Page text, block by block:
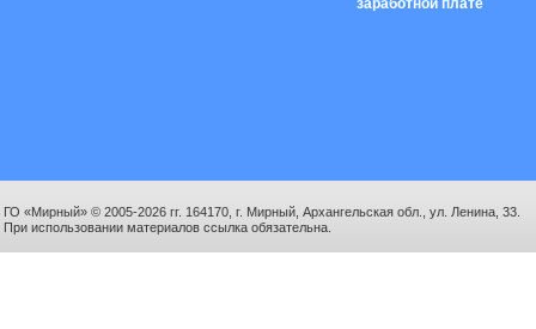
заработной плате
ГО «Мирный» © 2005-2026 гг. 164170, г. Мирный, Архангельская обл., ул. Ленина, 33.
При использовании материалов ссылка обязательна.